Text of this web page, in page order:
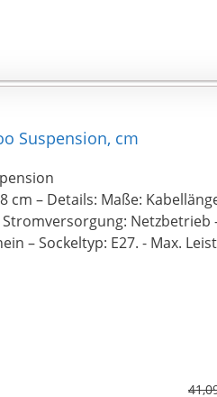
Suspension, cm
cm – Details: Maße:
Stromversorgung:
– Sockeltyp: E27. - Max.